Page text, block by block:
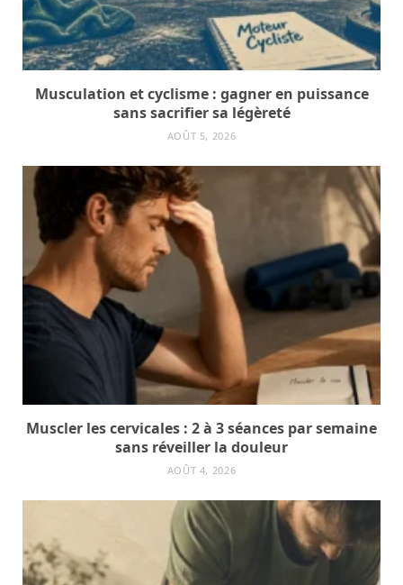
Musculation et cyclisme : gagner en puissance
sans sacrifier sa légèreté
AOÛT 5, 2026
Muscler les cervicales : 2 à 3 séances par semaine
sans réveiller la douleur
AOÛT 4, 2026